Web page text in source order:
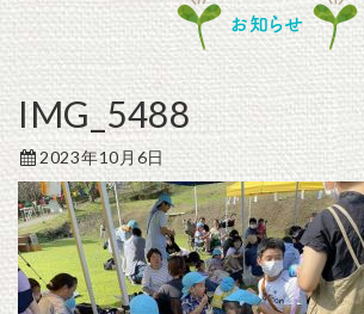
お知らせ
IMG_5488
2023年10月6日